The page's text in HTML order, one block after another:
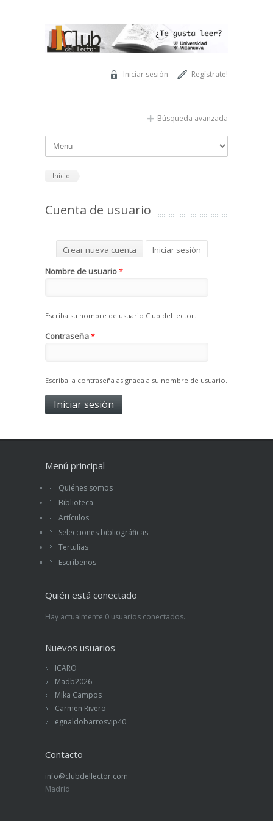
Regístrate!
Iniciar sesión
Búsqueda avanzada
Inicio
Cuenta de usuario
Solapas principales
Crear nueva cuenta Iniciar sesión
Solicitar una nueva contraseña
Nombre de usuario*
Escriba su nombre de usuario Club del lector.
Contraseña*
Escriba la contraseña asignada a su nombre de usuario.
Menú principal
Quiénes somos
Biblioteca
Artículos
Selecciones bibliográficas
Tertulias
Escríbenos
Quién está conectado
Hay actualmente 0 usuarios conectados.
Nuevos usuarios
ICARO
Madb2026
Mika Campos
Carmen Rivero
egnaldobarrosvip40
Contacto
info@clubdellector.com
Madrid